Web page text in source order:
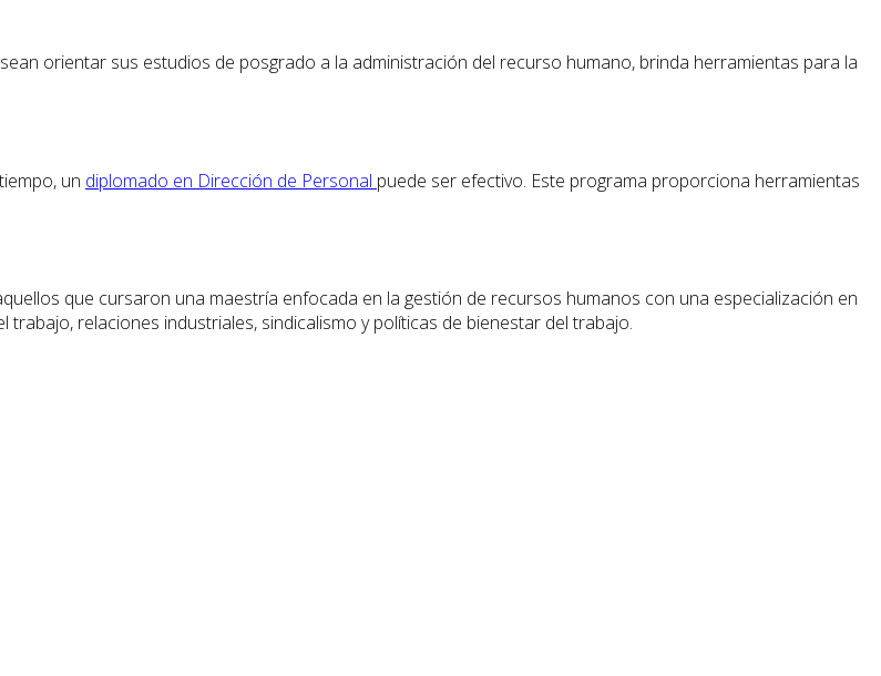
orientar sus estudios de posgrado a la administración del recurso humano, brinda herramientas para la
un diplomado en Dirección de Personal puede ser efectivo. Este programa proporciona herramientas
que cursaron una maestría enfocada en la gestión de recursos humanos con una especialización en
relaciones industriales, sindicalismo y políticas de bienestar del trabajo.